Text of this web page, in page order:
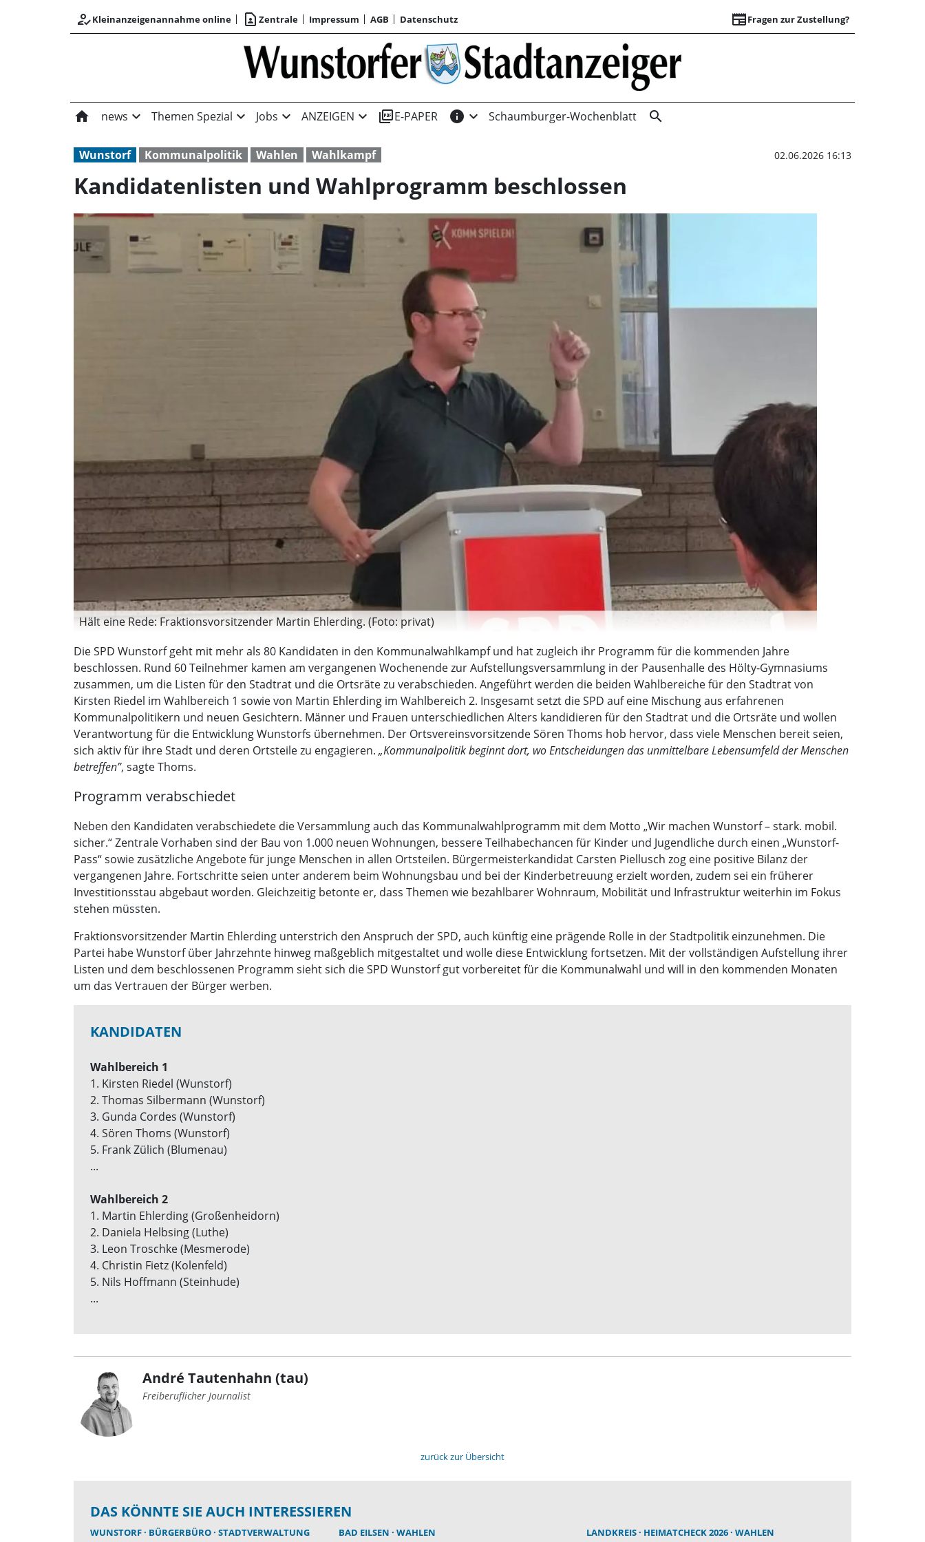
how_to_regKleinanzeigenannahme online contact_page Zentrale Impressum AGB Datenschutz newspaperFragen zur Zustellung?
Kandidatenlisten
home news expand_more Themen Spezial expand_more Jobs expand_more ANZEIGEN expand_more picture_as_pdfE-PAPER info expand_more Schaumburger-Wochenblatt search
Wunstorf Kommunalpolitik Wahlen Wahlkampf 02.06.2026 16:13
Kandidatenlisten und Wahlprogramm beschlossen
Hält eine Rede: Fraktionsvorsitzender Martin Ehlerding. (Foto: privat)
Die SPD Wunstorf geht mit mehr als 80 Kandidaten in den Kommunalwahlkampf und hat zugleich ihr Programm für die kommenden Jahre
beschlossen. Rund 60 Teilnehmer kamen am vergangenen Wochenende zur Aufstellungsversammlung in der Pausenhalle des Hölty-Gymnasiums
zusammen, um die Listen für den Stadtrat und die Ortsräte zu verabschieden. Angeführt werden die beiden Wahlbereiche für den Stadtrat von
Kirsten Riedel im Wahlbereich 1 sowie von Martin Ehlerding im Wahlbereich 2. Insgesamt setzt die SPD auf eine Mischung aus erfahrenen
Kommunalpolitikern und neuen Gesichtern. Männer und Frauen unterschiedlichen Alters kandidieren für den Stadtrat und die Ortsräte und wollen
Verantwortung für die Entwicklung Wunstorfs übernehmen. Der Ortsvereinsvorsitzende Sören Thoms hob hervor, dass viele Menschen bereit seien,
sich aktiv für ihre Stadt und deren Ortsteile zu engagieren. „Kommunalpolitik beginnt dort, wo Entscheidungen das unmittelbare Lebensumfeld der Menschen
betreffen”, sagte Thoms.
Programm verabschiedet
Neben den Kandidaten verabschiedete die Versammlung auch das Kommunalwahlprogramm mit dem Motto „Wir machen Wunstorf – stark. mobil.
sicher.“ Zentrale Vorhaben sind der Bau von 1.000 neuen Wohnungen, bessere Teilhabechancen für Kinder und Jugendliche durch einen „Wunstorf-
Pass“ sowie zusätzliche Angebote für junge Menschen in allen Ortsteilen. Bürgermeisterkandidat Carsten Piellusch zog eine positive Bilanz der
vergangenen Jahre. Fortschritte seien unter anderem beim Wohnungsbau und bei der Kinderbetreuung erzielt worden, zudem sei ein früherer
Investitionsstau abgebaut worden. Gleichzeitig betonte er, dass Themen wie bezahlbarer Wohnraum, Mobilität und Infrastruktur weiterhin im Fokus
stehen müssten.
Fraktionsvorsitzender Martin Ehlerding unterstrich den Anspruch der SPD, auch künftig eine prägende Rolle in der Stadtpolitik einzunehmen. Die
Partei habe Wunstorf über Jahrzehnte hinweg maßgeblich mitgestaltet und wolle diese Entwicklung fortsetzen. Mit der vollständigen Aufstellung ihrer
Listen und dem beschlossenen Programm sieht sich die SPD Wunstorf gut vorbereitet für die Kommunalwahl und will in den kommenden Monaten
um das Vertrauen der Bürger werben.
KANDIDATEN
Wahlbereich 1
1. Kirsten Riedel (Wunstorf)
2. Thomas Silbermann (Wunstorf)
3. Gunda Cordes (Wunstorf)
4. Sören Thoms (Wunstorf)
5. Frank Zülich (Blumenau)
...
Wahlbereich 2
1. Martin Ehlerding (Großenheidorn)
2. Daniela Helbsing (Luthe)
3. Leon Troschke (Mesmerode)
4. Christin Fietz (Kolenfeld)
5. Nils Hoffmann (Steinhude)
...
André Tautenhahn (tau)
Freiberuflicher Journalist
zurück zur Übersicht
DAS KÖNNTE SIE AUCH INTERESSIEREN
WUNSTORF BÜRGERBÜRO STADTVERWALTUNG BAD EILSEN WAHLEN LANDKREIS HEIMATCHECK 2026 WAHLEN